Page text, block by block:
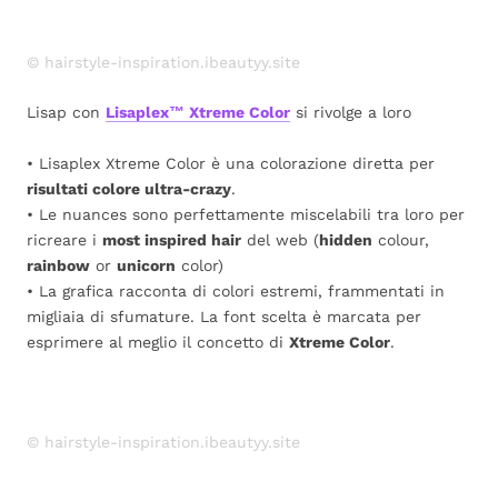
© hairstyle-inspiration.ibeautyy.site
Lisap con Lisaplex™ Xtreme Color si rivolge a loro
• Lisaplex Xtreme Color è una colorazione diretta per
risultati colore ultra-crazy.
• Le nuances sono perfettamente miscelabili tra loro per
ricreare i most inspired hair del web (hidden colour,
rainbow or unicorn color)
• La grafica racconta di colori estremi, frammentati in
migliaia di sfumature. La font scelta è marcata per
esprimere al meglio il concetto di Xtreme Color.
© hairstyle-inspiration.ibeautyy.site